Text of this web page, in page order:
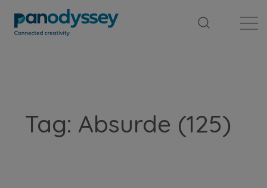
Tag: Absurde (125)